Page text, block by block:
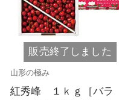
販売終了しました
山形の極み
紅秀峰 １ｋｇ［バラ